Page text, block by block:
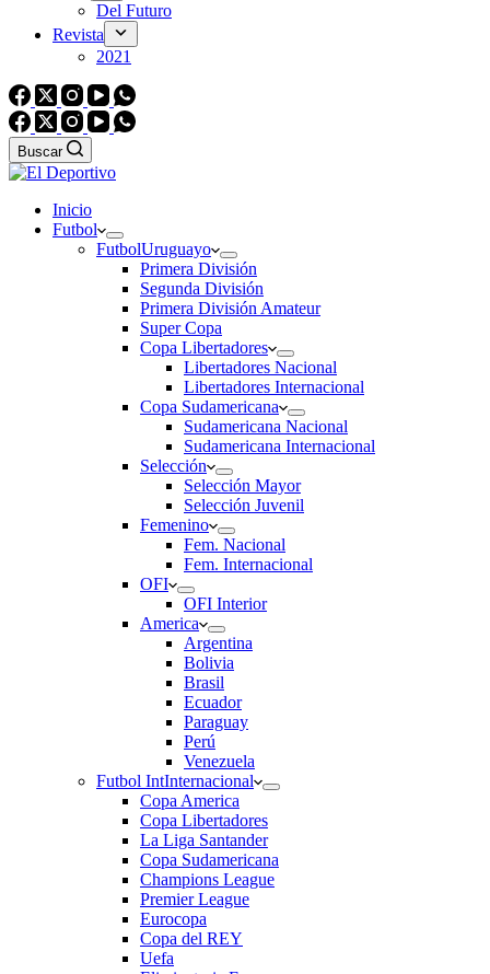
Del Futuro
Revista
2021
Buscar
Inicio
Futbol
FutbolUruguayo
Primera División
Segunda División
Primera División Amateur
Super Copa
Copa Libertadores
Libertadores Nacional
Libertadores Internacional
Copa Sudamericana
Sudamericana Nacional
Sudamericana Internacional
Selección
Selección Mayor
Selección Juvenil
Femenino
Fem. Nacional
Fem. Internacional
OFI
OFI Interior
America
Argentina
Bolivia
Brasil
Ecuador
Paraguay
Perú
Venezuela
Futbol IntInternacional
Copa America
Copa Libertadores
La Liga Santander
Copa Sudamericana
Champions League
Premier League
Eurocopa
Copa del REY
Uefa